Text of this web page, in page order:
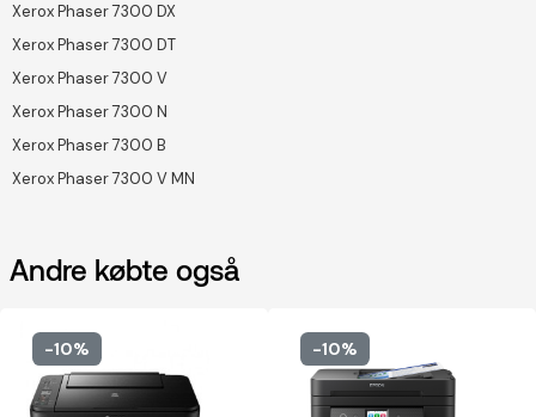
Xerox Phaser 7300 DX
Xerox Phaser 7300 DT
Xerox Phaser 7300 V
Xerox Phaser 7300 N
Xerox Phaser 7300 B
Xerox Phaser 7300 V MN
Andre købte også
-10% -10%